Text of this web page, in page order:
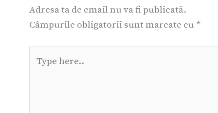
Adresa ta de email nu va fi publicată.
Câmpurile obligatorii sunt marcate cu *
here..